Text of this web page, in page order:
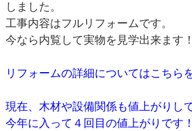
しました。
工事内容はフルリフォームです。
今なら内覧して実物を見学出来ます！
リフォームの詳細についてはこちら
現在、木材や設備関係も値上がりし
今年に入って４回目の値上がりです！